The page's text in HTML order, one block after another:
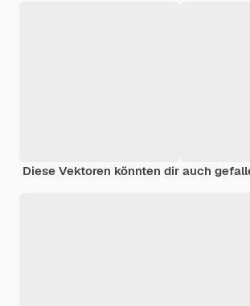
Diese Vektoren könnten dir auch